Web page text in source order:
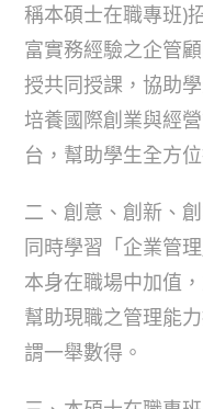
稱本碩士在職專班)
富實務經驗之企管
授共同授課，協助
培養國際創業與經
台，幫助學生全方
二、創意、創新、
同時學習「企業管
本身在職場中加值
幫助現職之管理能
謂一舉數得。